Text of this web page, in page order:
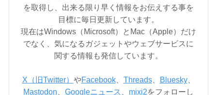
を取得し、出来る限り早く情報をお伝えする事を
目標に毎日更新しています。
現在はWindows（Microsoft）とMac（Apple）だけ
でなく、気になるガジェットやウェブサービスに
関する情報も発信しています。
X（旧Twitter） やFacebook、 Threads、 Bluesky、
Mastodon
Googleニュース mixi2をフォローし